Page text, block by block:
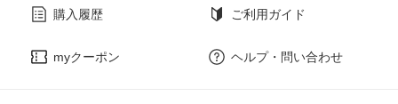
購入履歴 ご利用ガイド
myクーポン ヘルプ・問い合わせ